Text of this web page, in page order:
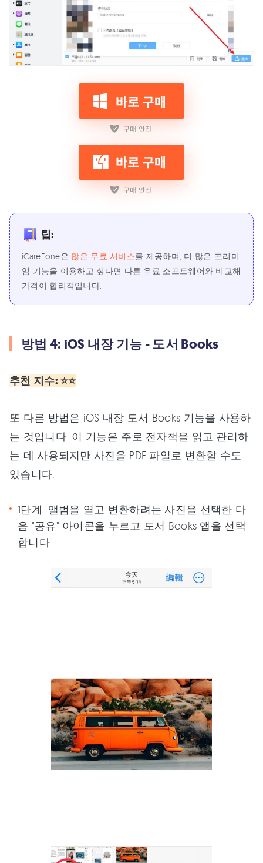
팁:
iCareFone은 많은 무료 서비스를 제공하며, 더 많은 프리미
엄 기능을 이용하고 싶다면 다른 유료 소프트웨어와 비교해
가격이 합리적입니다.
방법 4: iOS 내장 기능 - 도서 Books
추천 지수: ⭐⭐
또 다른 방법은 iOS 내장 도서 Books 기능을 사용하
는 것입니다. 이 기능은 주로 전자책을 읽고 관리하
는 데 사용되지만 사진을 PDF 파일로 변환할 수도
있습니다.
1단계: 앨범을 열고 변환하려는 사진을 선택한 다
음 "공유" 아이콘을 누르고 도서 Books 앱을 선택
합니다.